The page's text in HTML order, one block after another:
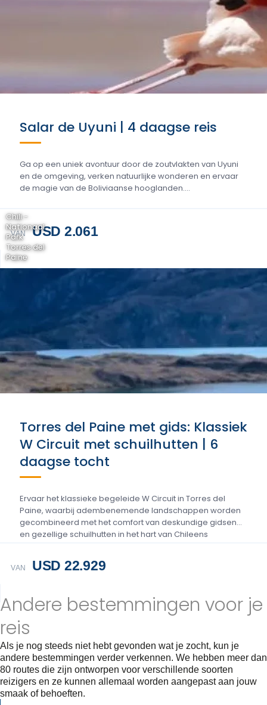
Salar de Uyuni | 4 daagse reis
Ga op een uniek avontuur door de zoutvlakten van Uyuni
en de omgeving, verken natuurlijke wonderen en ervaar
de magie van de Boliviaanse hooglanden....
VAN USD 2.061
Chili -
Nationaal
Park
Torres del
Paine
Torres del Paine met gids: Klassiek
W Circuit met schuilhutten | 6
daagse tocht
Ervaar het klassieke begeleide W Circuit in Torres del
Paine, waarbij adembenemende landschappen worden
gecombineerd met het comfort van deskundige gidsen
en gezellige schuilhutten in het hart van Chileens
VAN USD 22.929
Andere bestemmingen voor je
reis
Als je nog steeds niet hebt gevonden wat je zocht, kun je
andere bestemmingen verder verkennen. We hebben meer dan
80 routes die zijn ontworpen voor verschillende soorten
reizigers en ze kunnen allemaal worden aangepast aan jouw
smaak of behoeften.